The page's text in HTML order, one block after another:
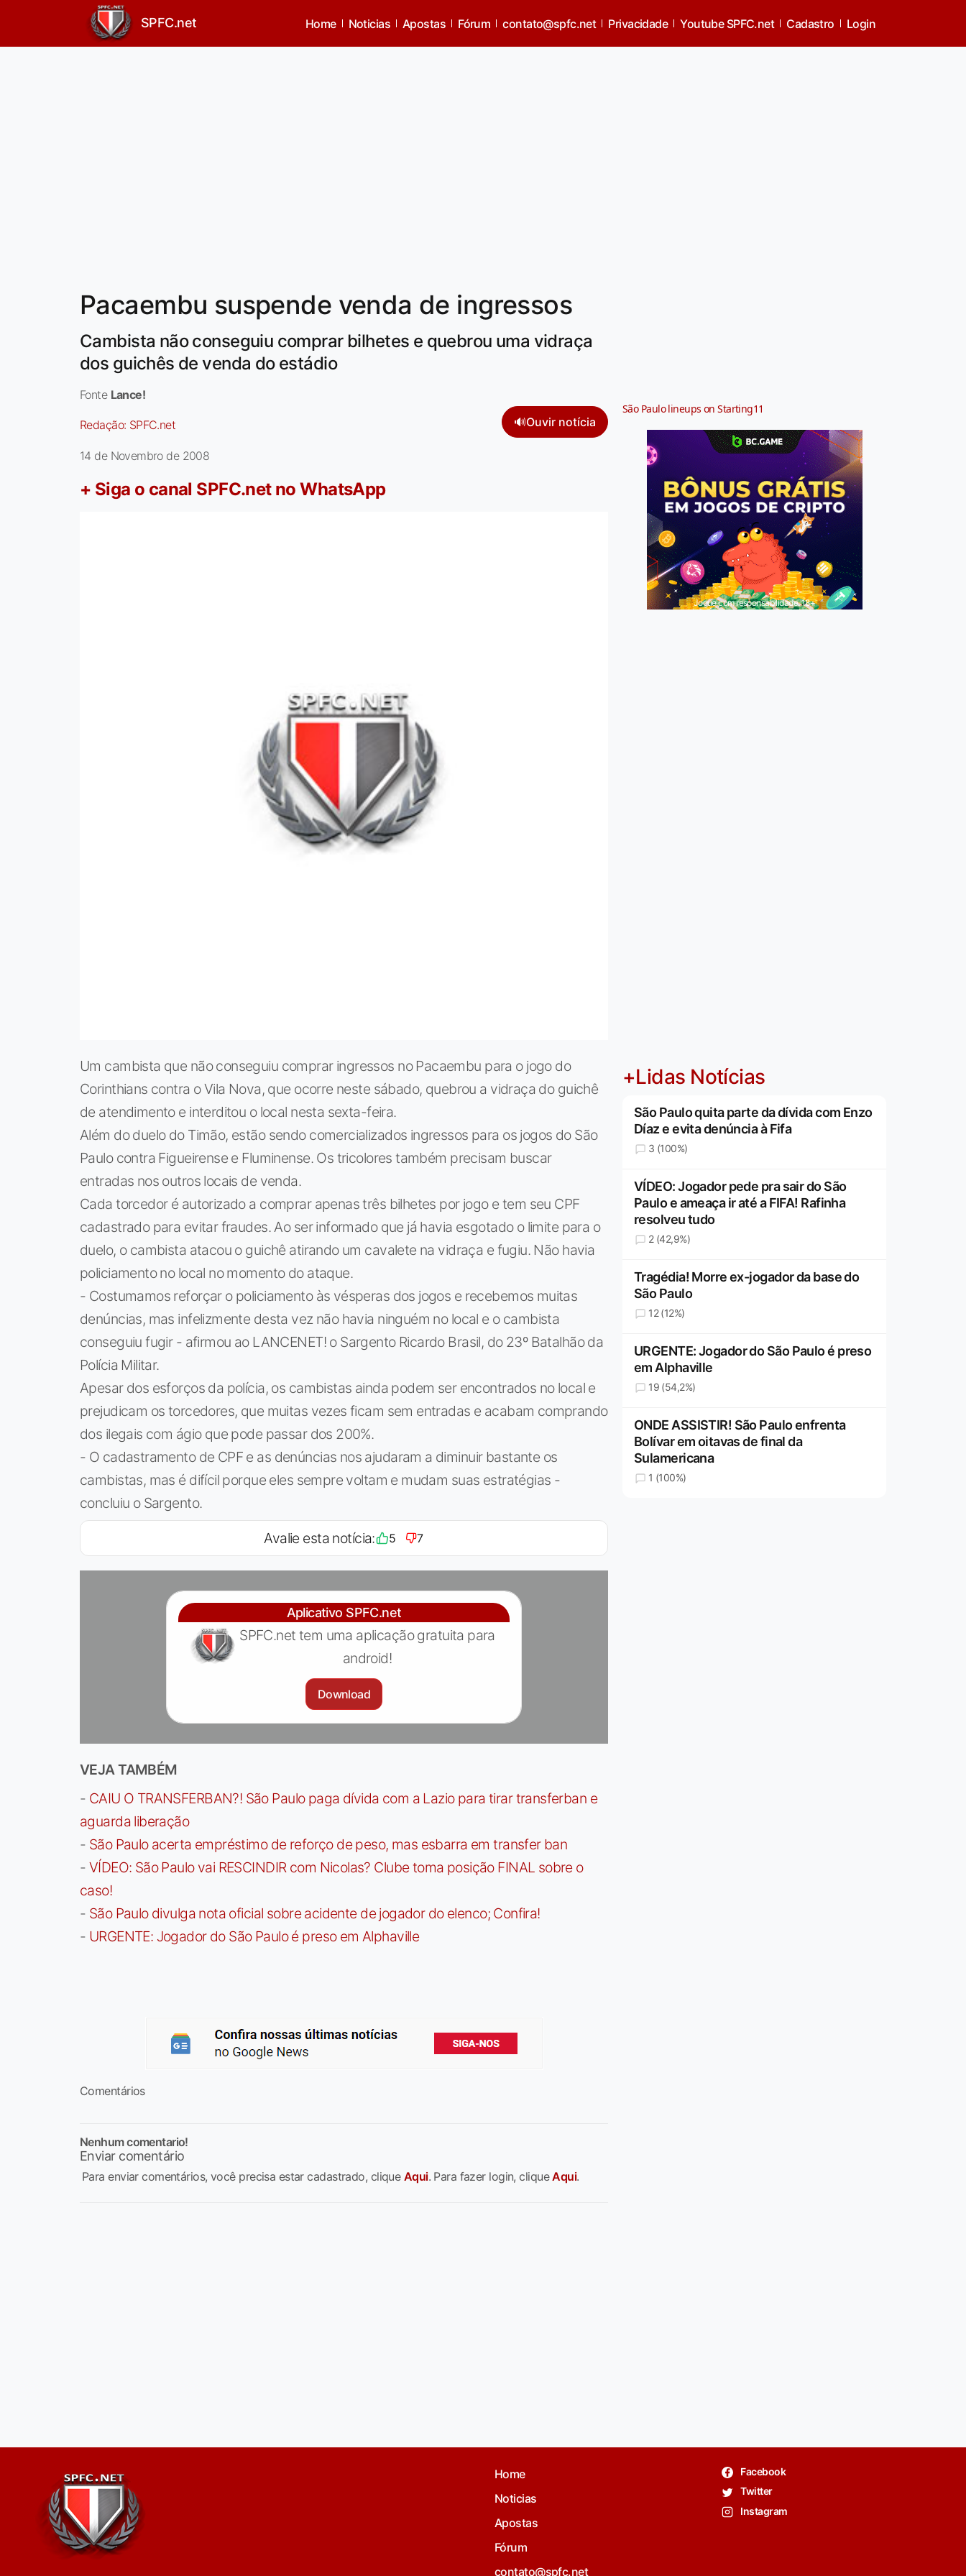
SPFC.net Home Noticias Apostas Fórum contato@spfc.net Privacidade Youtube SPFC.net Cadastro Login
Pacaembu suspende venda de ingressos
Cambista não conseguiu comprar bilhetes e quebrou uma vidraça
dos guichês de venda do estádio
Fonte Lance!
Redação: SPFC.net 🔊Ouvir notícia
14 de Novembro de 2008
+ Siga o canal SPFC.net no WhatsApp
Um cambista que não conseguiu comprar ingressos no Pacaembu para o jogo do
Corinthians contra o Vila Nova, que ocorre neste sábado, quebrou a vidraça do guichê
de atendimento e interditou o local nesta sexta-feira.
Além do duelo do Timão, estão sendo comercializados ingressos para os jogos do São
Paulo contra Figueirense e Fluminense. Os tricolores também precisam buscar
entradas nos outros locais de venda.
Cada torcedor é autorizado a comprar apenas três bilhetes por jogo e tem seu CPF
cadastrado para evitar fraudes. Ao ser informado que já havia esgotado o limite para o
duelo, o cambista atacou o guichê atirando um cavalete na vidraça e fugiu. Não havia
policiamento no local no momento do ataque.
- Costumamos reforçar o policiamento às vésperas dos jogos e recebemos muitas
denúncias, mas infelizmente desta vez não havia ninguém no local e o cambista
conseguiu fugir - afirmou ao LANCENET! o Sargento Ricardo Brasil, do 23º Batalhão da
Polícia Militar.
Apesar dos esforços da polícia, os cambistas ainda podem ser encontrados no local e
prejudicam os torcedores, que muitas vezes ficam sem entradas e acabam comprando
dos ilegais com ágio que pode passar dos 200%.
- O cadastramento de CPF e as denúncias nos ajudaram a diminuir bastante os
cambistas, mas é difícil porque eles sempre voltam e mudam suas estratégias -
concluiu o Sargento.
Avalie esta notícia: 5 7
Aplicativo SPFC.net
SPFC.net tem uma aplicação gratuita para
android!
Download
VEJA TAMBÉM
- CAIU O TRANSFERBAN?! São Paulo paga dívida com a Lazio para tirar transferban e
aguarda liberação
- São Paulo acerta empréstimo de reforço de peso, mas esbarra em transfer ban
- VÍDEO: São Paulo vai RESCINDIR com Nicolas? Clube toma posição FINAL sobre o
caso!
- São Paulo divulga nota oficial sobre acidente de jogador do elenco; Confira!
- URGENTE: Jogador do São Paulo é preso em Alphaville
Comentários
Nenhum comentario!
Enviar comentário
Para enviar comentários, você precisa estar cadastrado, clique Aqui. Para fazer login, cliqueAqui.
São Paulo lineups on Starting11
Jogue com responsabilidade. 18+
+Lidas Notícias
São Paulo quita parte da dívida com Enzo
Díaz e evita denúncia à Fifa
3 (100%)
VÍDEO: Jogador pede pra sair do São
Paulo e ameaça ir até a FIFA! Rafinha
resolveu tudo
2 (42,9%)
Tragédia! Morre ex-jogador da base do
São Paulo
12 (12%)
URGENTE: Jogador do São Paulo é preso
em Alphaville
19 (54,2%)
ONDE ASSISTIR! São Paulo enfrenta
Bolívar em oitavas de final da
Sulamericana
1 (100%)
Home
Noticias
Apostas
Fórum
contato@spfc.net
Facebook
Twitter
Instagram